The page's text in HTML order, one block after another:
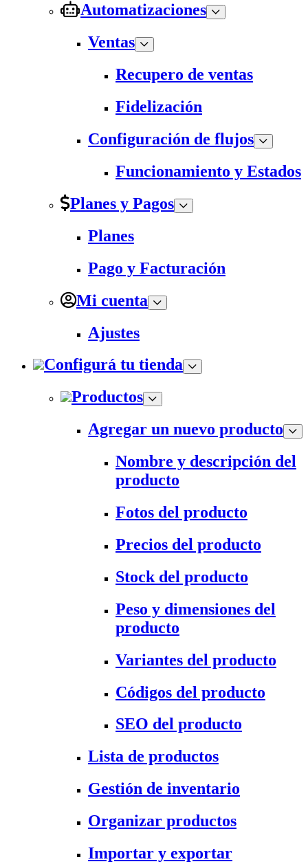
Automatizaciones
Ventas
Recupero de ventas
Fidelización
Configuración de flujos
Funcionamiento y Estados
Planes y Pagos
Planes
Pago y Facturación
Mi cuenta
Ajustes
Configurá tu tienda
Productos
Agregar un nuevo producto
Nombre y descripción del
producto
Fotos del producto
Precios del producto
Stock del producto
Peso y dimensiones del
producto
Variantes del producto
Códigos del producto
SEO del producto
Lista de productos
Gestión de inventario
Organizar productos
Importar y exportar